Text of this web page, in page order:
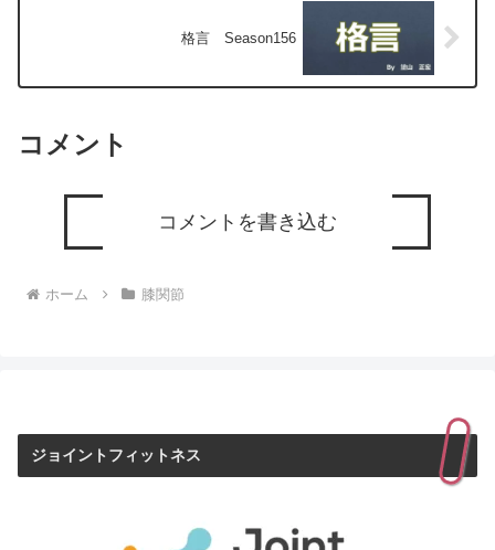
格言 Season156
コメント
コメントを書き込む
ホーム 膝関節
ジョイントフィットネス